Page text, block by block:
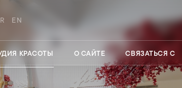
EN
КРАСОТЫ О САЙТЕ СВЯЗАТЬСЯ С